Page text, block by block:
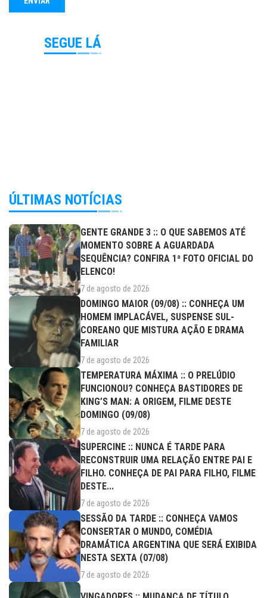
SEGUE LÁ
ÚLTIMAS NOTÍCIAS
GENTE GRANDE 3 :: O QUE SABEMOS ATÉ
MOMENTO SOBRE A AGUARDADA
SEQUÊNCIA? CONFIRA 1ª FOTO OFICIAL DO
ELENCO!
7 de agosto de 2026
DOMINGO MAIOR (09/08) :: CONHEÇA UM
HOMEM IMPLACÁVEL, SUSPENSE SUL-
COREANO QUE MISTURA AÇÃO E DRAMA
FAMILIAR
7 de agosto de 2026
TEMPERATURA MÁXIMA :: O PRELÚDIO
FUNCIONOU? CONHEÇA BASTIDORES DE
KING’S MAN: A ORIGEM, FILME DESTE
DOMINGO (09/08)
7 de agosto de 2026
SUPERCINE :: NUNCA É TARDE PARA
RECONSTRUIR UMA RELAÇÃO ENTRE PAI E
FILHO. CONHEÇA DE PAI PARA FILHO, FILME
DESTE...
7 de agosto de 2026
SESSÃO DA TARDE :: CONHEÇA VAMOS
CONSERTAR O MUNDO, COMÉDIA
DRAMÁTICA ARGENTINA QUE SERÁ EXIBIDA
NESTA SEXTA (07/08)
7 de agosto de 2026